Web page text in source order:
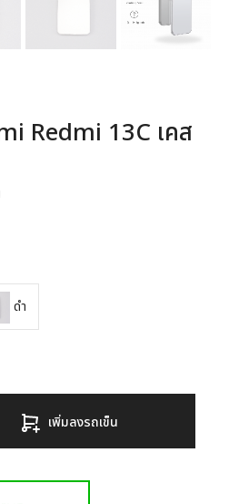
Redmi 13C เคส
ดำ
เพิ่มลงรถเข็น